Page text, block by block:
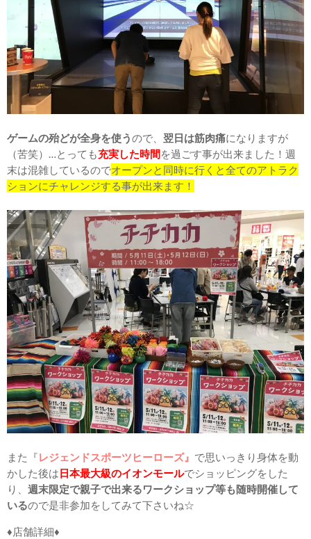
ゲームの殆どが全身を使うので、 翌日は筋肉痛になりますが
（苦笑）…とっても充実した時間 を過ごす事が出来ました！週
末は混雑しているのでオープンと同時に行くと全てのアトラク
ションにチャレンジする事が出来ます！
また『レジェンドスポーツヒーローズ』 で思いっきり身体を動
かした後は 日本最大級のイオンモールでショッピングをした
り、 週末限定で親子で出来るワークショップ等も随時開催して
いるので是非参加をしてみて下さいね☆
♦店舗詳細♦